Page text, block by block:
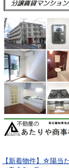
【新着物件】☆陽